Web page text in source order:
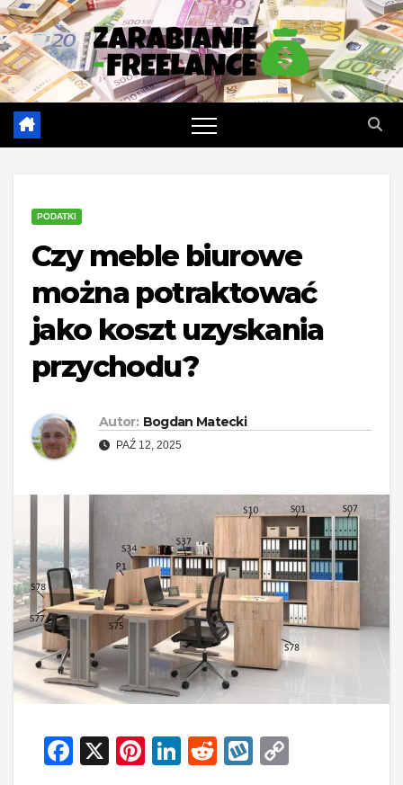
Skip
to
content
PODATKI
Czy meble biurowe
można potraktować
jako koszt uzyskania
przychodu?
Autor: Bogdan Matecki
PAŹ 12, 2025
F
X
Pi
Li
R
W